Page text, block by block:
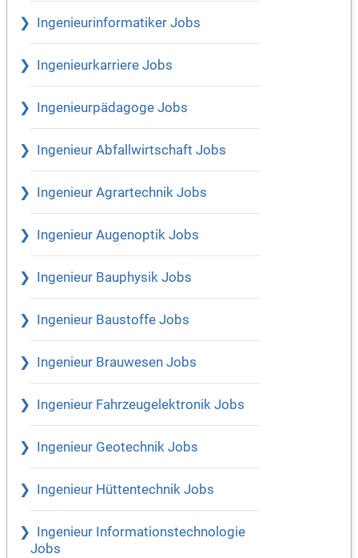
Ingenieurinformatiker Jobs
Ingenieurkarriere Jobs
Ingenieurpädagoge Jobs
Ingenieur Abfallwirtschaft Jobs
Ingenieur Agrartechnik Jobs
Ingenieur Augenoptik Jobs
Ingenieur Bauphysik Jobs
Ingenieur Baustoffe Jobs
Ingenieur Brauwesen Jobs
Ingenieur Fahrzeugelektronik Jobs
Ingenieur Geotechnik Jobs
Ingenieur Hüttentechnik Jobs
Ingenieur Informationstechnologie
Jobs